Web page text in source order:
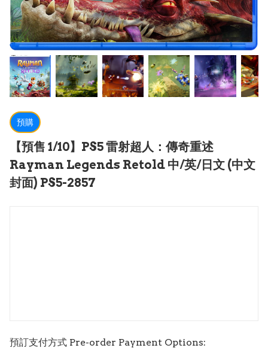
預購
【預售 1/10】PS5 雷射超人：傳奇重述
Rayman Legends Retold 中/英/日文 (中文
封面) PS5-2857
預訂支付方式 Pre-order Payment Options: